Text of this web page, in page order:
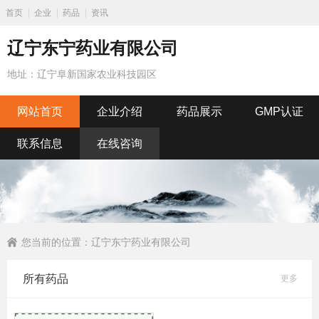
首页 企业 药品 资讯
辽宁东宁药业有限公司
地址：辽宁阜新国家农业科技园区
网站首页 企业介绍 药品展示 GMP认证
联系信息 在线咨询
您当前的位置： 辽宁东宁药业有限公司
所有药品 更多